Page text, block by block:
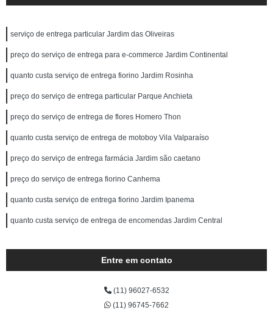
serviço de entrega particular Jardim das Oliveiras
preço do serviço de entrega para e-commerce Jardim Continental
quanto custa serviço de entrega fiorino Jardim Rosinha
preço do serviço de entrega particular Parque Anchieta
preço do serviço de entrega de flores Homero Thon
quanto custa serviço de entrega de motoboy Vila Valparaíso
preço do serviço de entrega farmácia Jardim são caetano
preço do serviço de entrega fiorino Canhema
quanto custa serviço de entrega fiorino Jardim Ipanema
quanto custa serviço de entrega de encomendas Jardim Central
Entre em contato
(11) 96027-6532
(11) 96745-7662